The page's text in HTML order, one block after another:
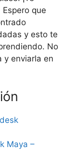
que
y esto te
No
y enviarla en
Maya –